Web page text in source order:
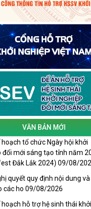
đặc sản Việt Nam
Khơi thông mọi nguồn lực
Lắk xây dựng kịch bản tăng
kinh tế - xã hội năm 2025
lên
thi trực tuyến tìm hiểu “50 năm
thắng Buôn Ma Thuột, giải
tỉnh Đắk Lắk (10/3/1975 -
VĂN BẢN MỚI
hoạch tổ chức Ngày hội khởi
đổi mới sáng tạo tỉnh năm
Đắk Lắk 2024) 09/08/
quyết quy định nội dung
các ho 09/08/2026
hoạch hỗ trợ hệ sinh thái khởi